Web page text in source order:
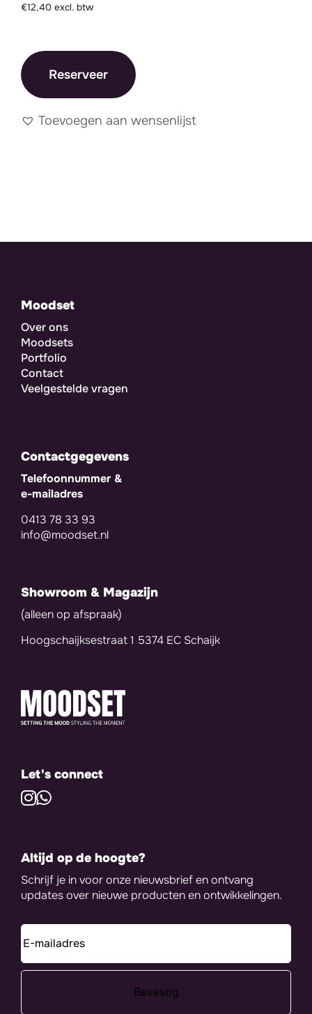
€12,40 excl. btw
Reserveer
Toevoegen aan wensenlijst
Moodset
Over ons
Moodsets
Portfolio
Contact
Veelgestelde vragen
Contactgegevens
Telefoonnummer &
e-mailadres
0413 78 33 93
info@moodset.nl
Showroom & Magazijn
(alleen op afspraak)
Hoogschaijksestraat 1 5374 EC Schaijk
Let's connect
Altijd op de hoogte?
Schrijf je in voor onze nieuwsbrief en ontvang
updates over nieuwe producten en ontwikkelingen.